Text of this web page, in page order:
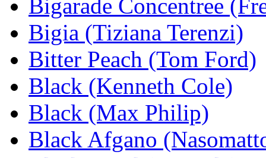
Bigarade Сoncentree
Bigia (Tiziana Terenzi)
Bitter Peach (Tom Ford)
Black (Kenneth Cole)
Black (Max Philip)
Black Afgano